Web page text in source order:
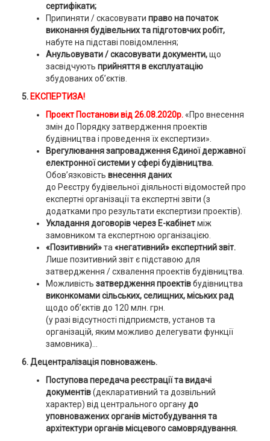
сертифікати;
Припиняти / скасовувати право на початок
виконання будівельних та підготовчих робіт,
набуте на підставі повідомлення;
Анульовувати / скасовувати документи,що
засвідчують прийняття в експлуатацію
збудованих об’єктів.
5. ЕКСПЕРТИЗА!
Проект Постанови від 26.08.2020р.«Про внесення
змін до Порядку затвердження проектів
будівництва і проведення їх експертизи».
Врегулювання запровадження Єдиної державної
електронної системи у сфері будівництва.
Обов’язковість внесення даних
до Реєстру будівельної діяльності відомостей про
експертні організації та експертні звіти (з
додатками про результати експертизи проектів).
Укладання договорів через E-кабінетміж
замовником та експертною організацією.
«Позитивний»та«негативний» експертний звіт.
Лише позитивний звіт є підставою для
затвердження / схвалення проектів будівництва.
Можливість затвердження проектівбудівництва
виконкомами сільських, селищних, міських рад
щодо об’єктів до 120 млн. грн.
(у разі відсутності підприємств, установ та
організацій, яким можливо делегувати функції
замовника)…
6. Децентралізація повноважень.
Поступова передача реєстрації та видачі
документів(декларативний та дозвільний
характер) від центрального органудо
уповноважених органів містобудування та
архітектури органів місцевого самоврядування.